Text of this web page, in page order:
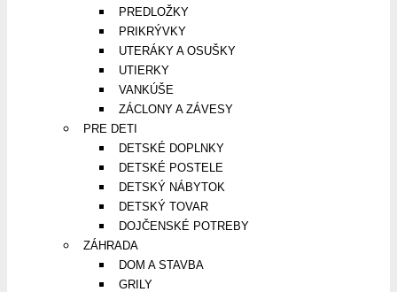
PREDLOŽKY
PRIKRÝVKY
UTERÁKY A OSUŠKY
UTIERKY
VANKÚŠE
ZÁCLONY A ZÁVESY
PRE DETI
DETSKÉ DOPLNKY
DETSKÉ POSTELE
DETSKÝ NÁBYTOK
DETSKÝ TOVAR
DOJČENSKÉ POTREBY
ZÁHRADA
DOM A STAVBA
GRILY